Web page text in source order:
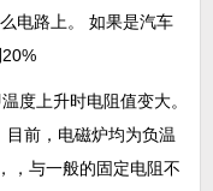
电路上。 如果是汽车
度上升时电阻值变大。
前，电磁炉均为负温
，与一般的固定电阻不